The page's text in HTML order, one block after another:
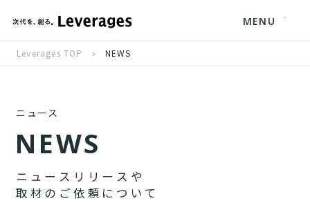
MENU
Leverages TOP NEWS
ニュース
NEWS
ニ ュ ー ス リ リ ー ス や
取 材 の ご 依 頼 に つ い て